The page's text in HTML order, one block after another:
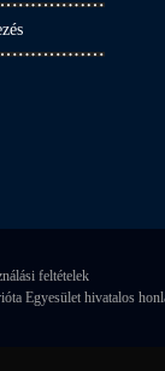
feltételek
Egyesület hivatalos